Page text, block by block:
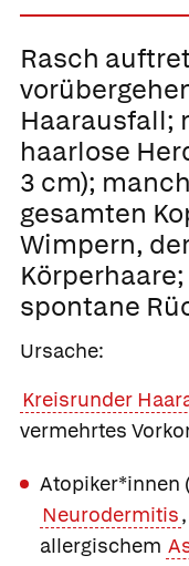
Rasch
Haarausfall;
haarlose
3 cm);
gesamten
Wimpern,
spontane
Ursache:
Kreisrunder
vermehrtes
Atopiker*innen
Neurodermitis,
allergischem